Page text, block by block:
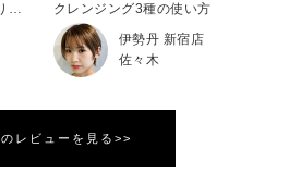
ストックしておきたいふき取りクレンジング
クレンジング3種の使い方
伊勢丹 新宿店
佐々木
レビューを見る>>